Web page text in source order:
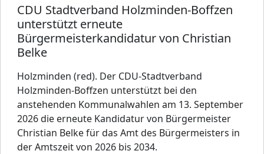
CDU Stadtverband Holzminden-Boffzen
unterstützt erneute
Bürgermeisterkandidatur von Christian
Belke
Holzminden (red). Der CDU-Stadtverband
Holzminden-Boffzen unterstützt bei den
anstehenden Kommunalwahlen am 13. September
2026 die erneute Kandidatur von Bürgermeister
Christian Belke für das Amt des Bürgermeisters in
der Amtszeit von 2026 bis 2034.